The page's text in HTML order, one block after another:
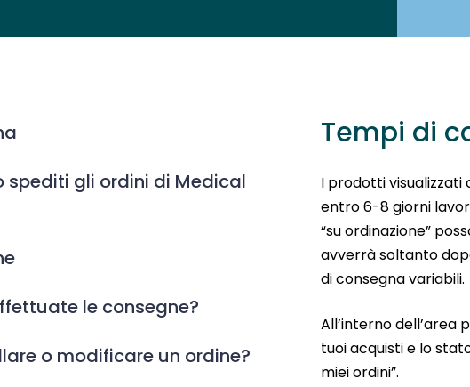
spediti gli ordini di Medical
le consegne?
o modificare un ordine?
Tempi di
I prodotti visualizzati
entro 6-8 giorni
“su ordinazione”
avverrà soltanto
di consegna variabili.
All’interno dell’area
tuoi acquisti e lo
miei ordini”.